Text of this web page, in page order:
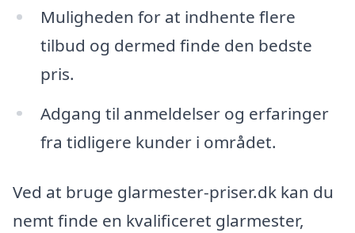
Muligheden for at indhente flere
tilbud og dermed finde den bedste
pris.
Adgang til anmeldelser og erfaringer
fra tidligere kunder i området.
Ved at bruge glarmester-priser.dk kan du
nemt finde en kvalificeret glarmester,